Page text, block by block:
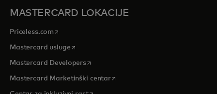
MASTERCARD LOKACIJE
Priceless.com opens in a new tab
Mastercard uslugeopens in a new tab
Mastercard Developersopens in a new tab
Mastercard Marketinški centaropens in a new tab